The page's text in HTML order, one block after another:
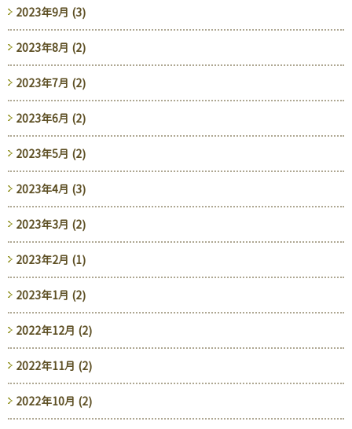
2023年9月 (3)
2023年8月 (2)
2023年7月 (2)
2023年6月 (2)
2023年5月 (2)
2023年4月 (3)
2023年3月 (2)
2023年2月 (1)
2023年1月 (2)
2022年12月 (2)
2022年11月 (2)
2022年10月 (2)